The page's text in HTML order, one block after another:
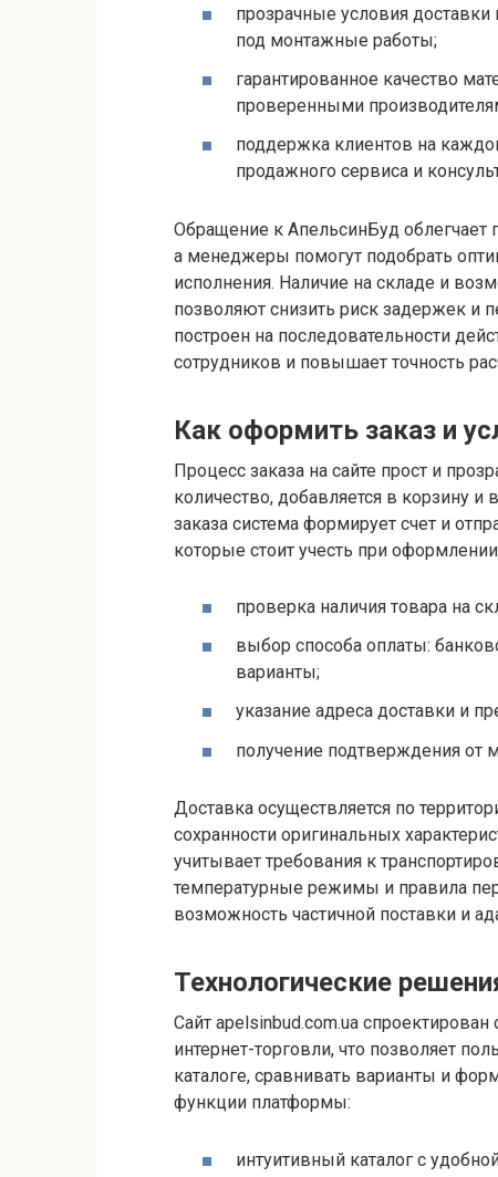
прозрачные условия
под монтажные работы;
гарантированное качество
проверенными
поддержка клиентов на
продажного сервиса и
Обращение к АпельсинБуд облегчает
а менеджеры помогут подобрать
исполнения. Наличие на складе и
позволяют снизить риск задержек и
построен на последовательности
сотрудников и повышает точность
Как оформить заказ и
Процесс заказа на сайте прост и
количество, добавляется в корзину
заказа система формирует счет и
которые стоит учесть при
проверка наличия товара на
выбор способа оплаты:
варианты;
указание адреса доставки и
получение подтверждения от
Доставка осуществляется по
сохранности оригинальных
учитывает требования к
температурные режимы и правила
возможность частичной поставки и
Технологические
Сайт apelsinbud.com.ua
интернет-торговли, что позволяет
каталоге, сравнивать варианты и
функции платформы:
интуитивный каталог с